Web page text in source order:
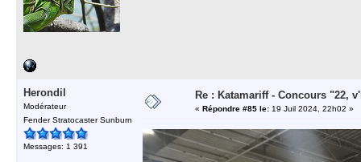
Herondil
Modérateur
Fender Stratocaster Sunburn
Messages: 1 391
Re : Katamariff - Concours "22,
« Répondre #85 le: 19 Juil 2024, 22h02 »